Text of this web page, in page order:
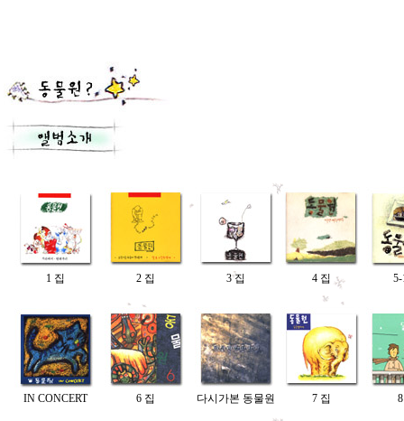
1 집 2 집 3 집 4 집
IN CONCERT 6 집 다시가본 동물원 7 집